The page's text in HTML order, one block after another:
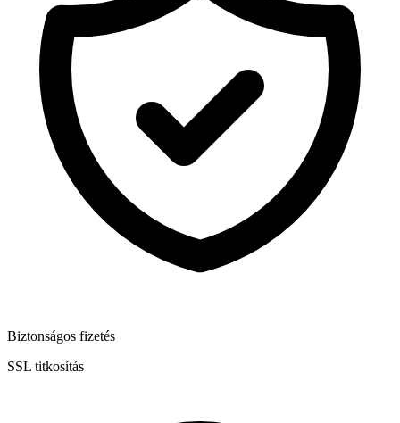
Biztonságos fizetés
SSL titkosítás